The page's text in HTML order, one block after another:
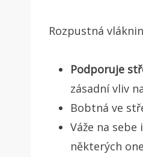
Rozpustná
Podporuje
zásadní vliv
Bobtná ve
Váže na
některých